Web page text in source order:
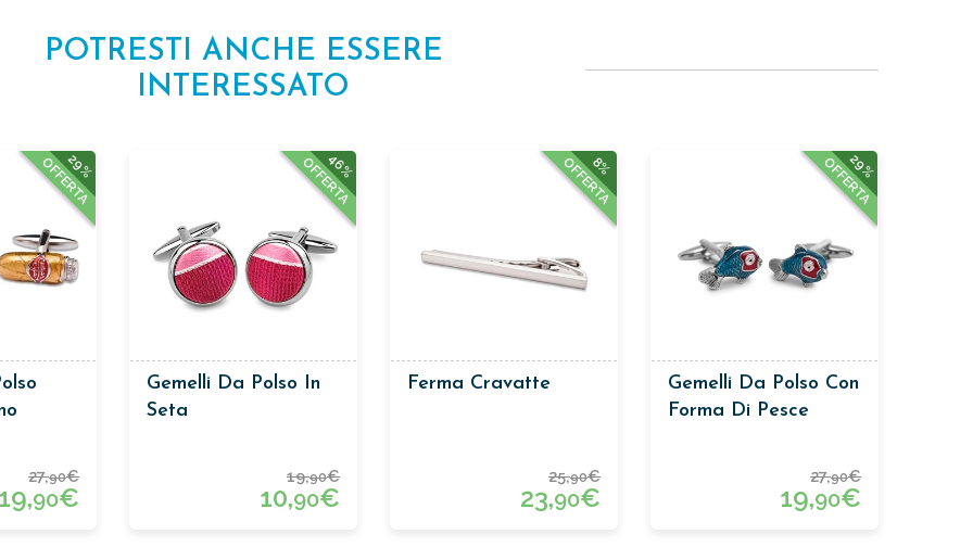
POTRESTI ANCHE ESSERE
INTERESSATO
29%
OFFERTA
27,90€
19,90€
46%
OFFERTA
Gemelli Da Polso In
Seta
19,90€
10,90€
8%
OFFERTA
Ferma Cravatte
25,90€
23,90€
29%
OFFERTA
Gemelli Da Polso Con
Forma Di Pesce
27,90€
19,90€